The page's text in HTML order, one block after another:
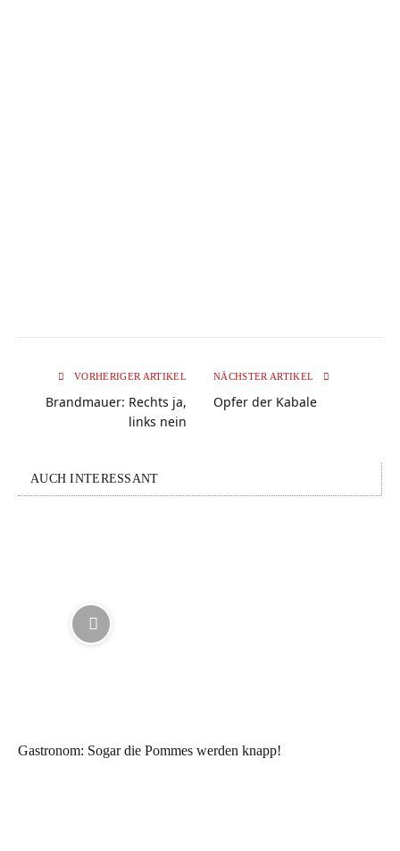
VORHERIGER ARTIKEL
Brandmauer: Rechts ja,
links nein
NÄCHSTER ARTIKEL
Opfer der Kabale
AUCH INTERESSANT
Gastronom: Sogar die Pommes werden knapp!